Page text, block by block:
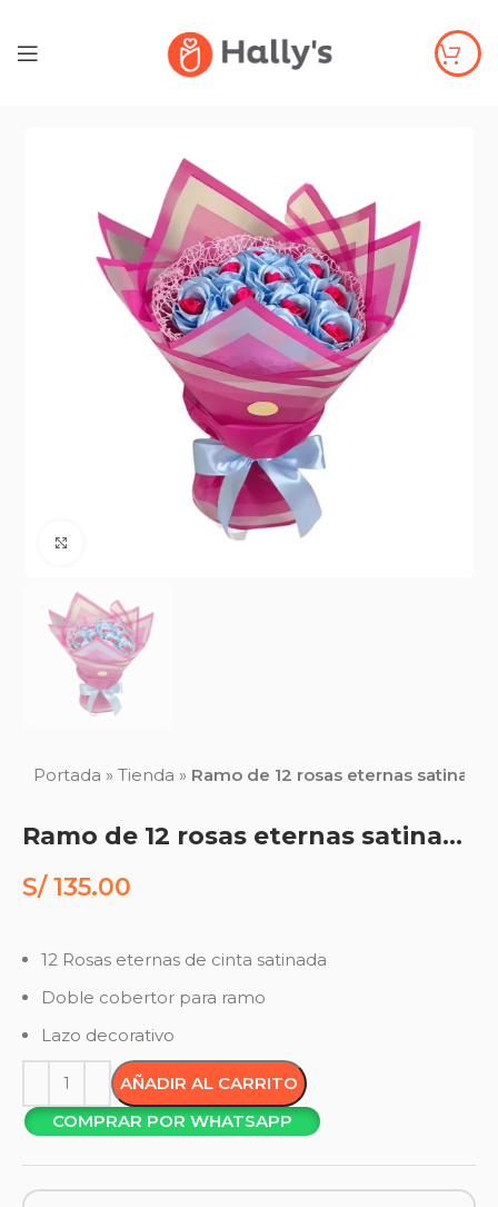
Portada »Tienda » Ramo de 12 rosas eternas
Ramo de 12 rosas eternas satinadas bicolor
S/135.00
12 Rosas eternas de cinta satinada
Doble cobertor para ramo
Lazo decorativo
AÑADIR AL CARRITO
COMPRAR POR WHATSAPP